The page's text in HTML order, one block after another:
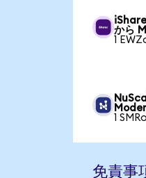
から
1
1
免責事